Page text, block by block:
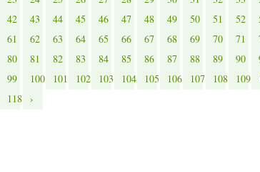
42 43 44 45 46 47 48 49 50 51 52
61 62 63 64 65 66 67 68 69 70 71
80 81 82 83 84 85 86 87 88 89 90
99 100 101 102 103 104 105 106 107 108 109
118 ›